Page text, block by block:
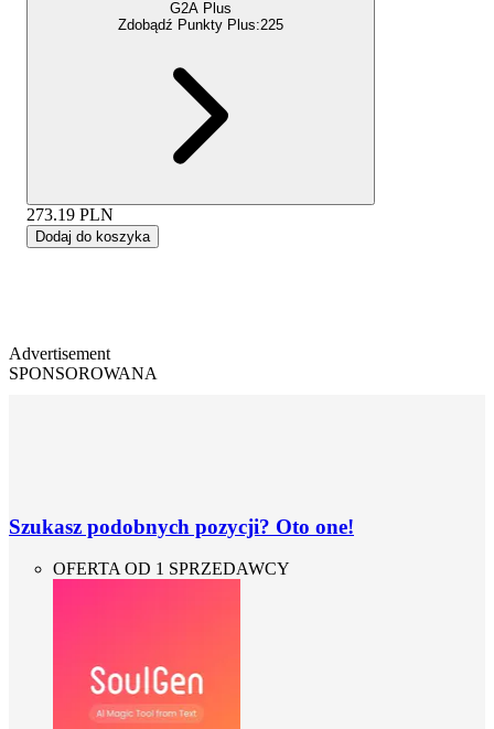
G2A Plus
Zdobądź Punkty Plus:225
273.19 PLN
Dodaj do koszyka
Advertisement
SPONSOROWANA
Szukasz podobnych pozycji? Oto one!
OFERTA OD 1 SPRZEDAWCY